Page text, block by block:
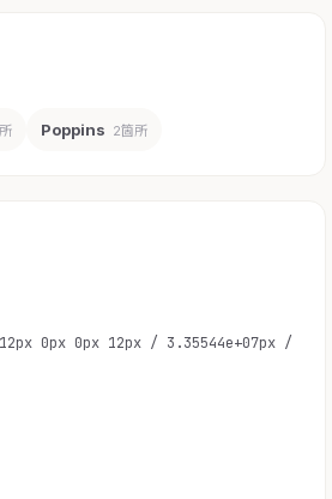
Poppins 2箇所
0px 0px 12px / 3.35544e+07px /